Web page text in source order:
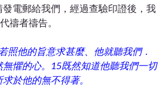
電郵給我們，經過查驗印證後，我
禱者禱告。
照他的旨意求甚麼、他就聽我們．
懼的心。15既然知道他聽我們一切
於他的無不得著。